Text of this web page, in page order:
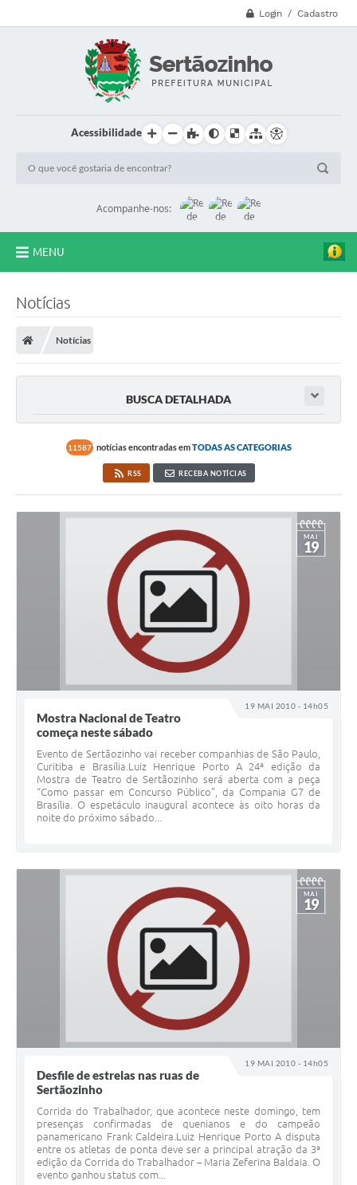
Login / Cadastro
Acessibilidade
Acompanhe-nos:
MENU
Secretarias
A Prefeitura
Serviços ao Contribuinte
Transparência
Meu Primeiro Trabalho
Arquivos para Download
Galeria de Fotos
Galeria de Vídeos
Ouvidoria
Sistema de Bibliotecas Públicas
Atribuição de Aulas
Legislação
Editais
Área Restrita
Cemitérios
E-mails dos setores
Notícias
Notícias
BUSCA DETALHADA
11587 notícias encontradas emTODAS AS CATEGORIAS
RSS RECEBA NOTÍCIAS
19 MAI 2010 - 14h05
MAI
19
Mostra Nacional de Teatro
começa neste sábado
Evento de Sertãozinho vai receber companhias de São Paulo,
Curitiba e Brasília.Luiz Henrique Porto A 24ª edição da
Mostra de Teatro de Sertãozinho será aberta com a peça
“Como passar em Concurso Público”, da Compania G7 de
Brasília. O espetáculo inaugural acontece às oito horas da
noite do próximo sábado...
19 MAI 2010 - 14h05
MAI
19
Desfile de estrelas nas ruas de
Sertãozinho
Corrida do Trabalhador, que acontece neste domingo, tem
presenças confirmadas de quenianos e do campeão
panamericano Frank Caldeira.Luiz Henrique Porto A disputa
entre os atletas de ponta deve ser a principal atração da 3ª
edição da Corrida do Trabalhador – Maria Zeferina Baldaia. O
evento ganhou status com...